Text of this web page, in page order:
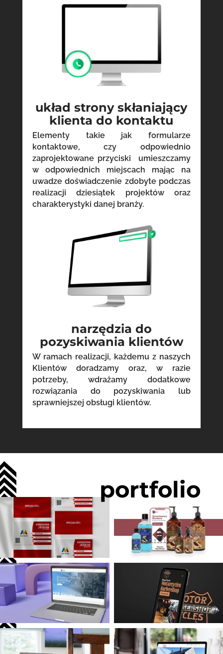
układ strony skłaniający
klienta do kontaktu
Elementy takie jak formularze
kontaktowe, czy odpowiednio
zaprojektowane przyciski umieszczamy
w odpowiednich miejscach mając na
uwadze doświadczenie zdobyte podczas
realizacji dziesiątek projektów oraz
charakterystyki danej branży.
narzędzia do
pozyskiwania klientów
W ramach realizacji, każdemu z naszych
Klientów doradzamy oraz, w razie
potrzeby, wdrażamy dodatkowe
rozwiązania do pozyskiwania lub
sprawniejszej obsługi klientów.
portfolio